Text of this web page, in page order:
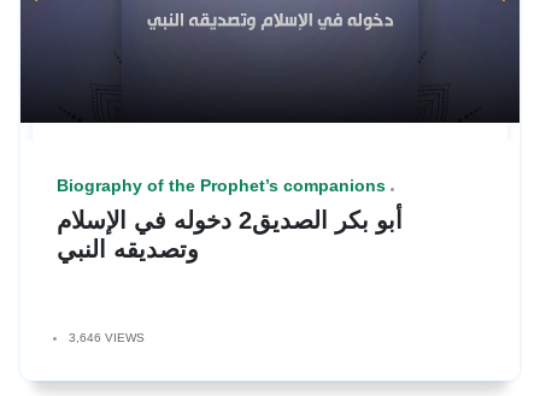
Biography of the Prophet’s companions
أبو بكر الصديق2 دخوله في الإسلام
وتصديقه النبي
3,646 VIEWS